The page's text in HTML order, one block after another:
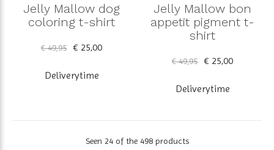
Jelly Mallow dog
coloring t-shirt
€ 49,95 € 25,00
Deliverytime
Jelly Mallow bon
appetit pigment t-
shirt
€ 49,95 € 25,00
Deliverytime
Seen 24 of the 498 products